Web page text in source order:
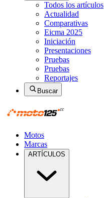
Todos los artículos
Actualidad
Comparativas
Eicma 2025
Iniciación
Presentaciones
Pruebas
Pruebas
Reportajes
Buscar
Motos
Marcas
ARTÍCULOS